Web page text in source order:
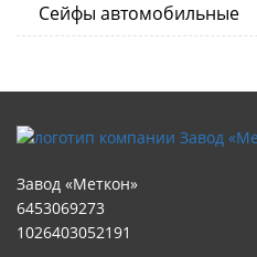
Сейфы автомобильные
Завод «Меткон»
6453069273
1026403052191